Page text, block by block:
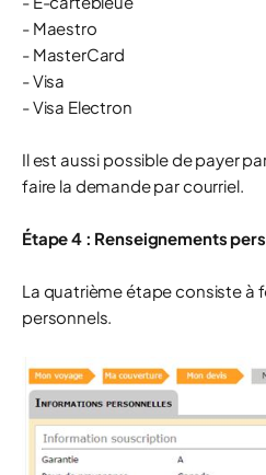
- Maestro
- MasterCard
- Visa
- Visa Electron
Il est aussi possible de payer
faire la demande par courriel.
Étape 4 : Renseignements
La quatrième étape consiste à
personnels.